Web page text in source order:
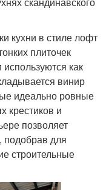
кухни в стиле лофт
плиточек
как
винир
идеально ровные
крестиков и
позволяет
подобрав для
строительные